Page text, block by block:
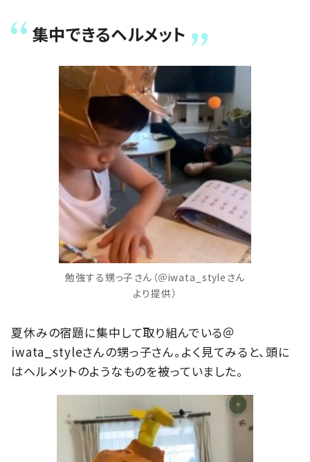
集中できるヘルメット
勉強する甥っ子さん（＠iwata_styleさん
より提供）
夏休みの宿題に集中して取り組んでいる＠
iwata_styleさんの甥っ子さん。よく見てみると、頭に
はヘルメットのようなものを被っていました。